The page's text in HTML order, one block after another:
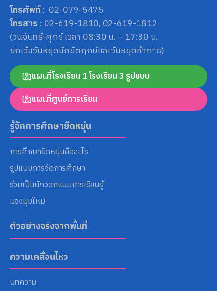
Search
for:
โทรศัพท์: 02-079-5475
โทรสาร : 02-619-1810, 02-619-1812
(วันจันทร์-ศุกร์ เวลา 08:30 น. – 17:30 น.
ยกเว้นวันหยุดนักขัตฤกษ์และวันหยุดทำการ)
แผนที่โรงเรียน 1 โรงเรียน 3 รูปแบบ
แผนที่ศูนย์การเรียน
รู้จักการศึกษายืดหยุ่น
การศึกษายืดหยุ่นคืออะไร
รูปแบบการจัดการศึกษา
ร่วมเป็นนักออกแบบการเรียนรู้
มองมุมใหม่
ตัวอย่างจริงจากพื้นที่
ความเคลื่อนไหว
บทความ